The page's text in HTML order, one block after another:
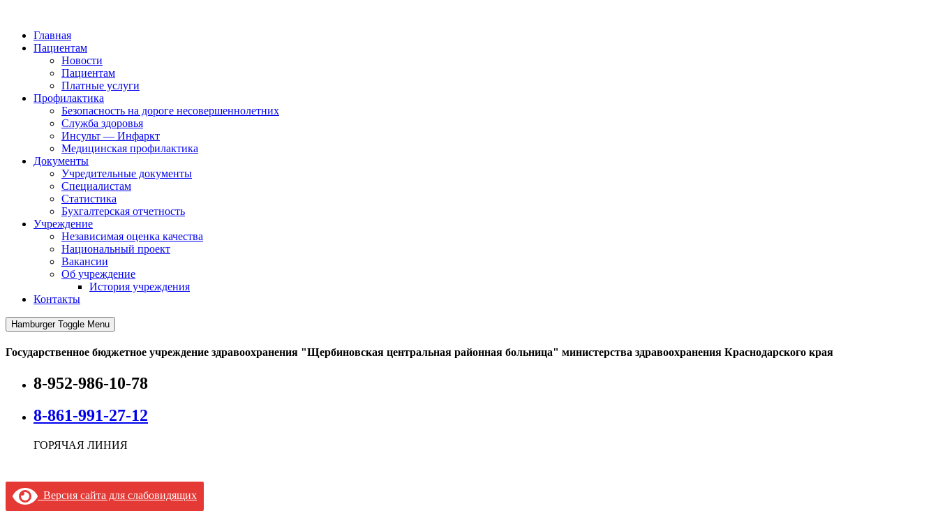
Главная
Пациентам
Новости
Пациентам
Платные услуги
Профилактика
Безопасность на дороге несовершеннолетних
Служба здоровья
Инсульт — Инфаркт
Медицинская профилактика
Документы
Учредительные документы
Специалистам
Статистика
Бухгалтерская отчетность
Учреждение
Независимая оценка качества
Национальный проект
Вакансии
Об учреждение
История учреждения
Контакты
Hamburger Toggle Menu
Государственное бюджетное учреждение здравоохранения "Щербиновская центральная районная больница" министерства здравоохранения Краснодарского края
8-952-986-10-78
8-861-991-27-12
ГОРЯЧАЯ ЛИНИЯ
Версия сайта для слабовидящих